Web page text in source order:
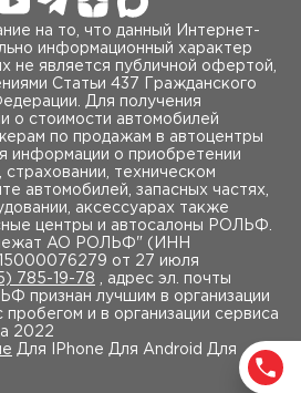
на то, что данный Интернет-
информационный характер
не является публичной офертой,
Статьи 437 Гражданского
Для получения
о стоимости автомобилей
по продажам в автоцентры
информации о приобретении
техническом
автомобилей, запасных частях,
аксессуарах также
центры и автосалоны РОЛЬФ.
AO РОЛЬФ" (ИНН
от 27 июля
785-19-78 , адрес эл. почты
признан лучшим в организации
и в организации сервиса
2022
Для IPhone Для Android Для